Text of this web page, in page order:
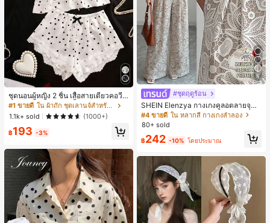
ชุดนอนผู้หญิง 2 ชิ้น เสื้อสายเดี่ยวคอวีลู
กไม้ พร้อมกางเกงขาสั้นแต่งลูกไม้ แต่ง
โบว์ที่เอว ชุดลำลองผู้หญิงนุ่มสบายน่ารั
ก สไตล์เอสเธติก
#1 ขายดี
ใน ผ้าถัก ชุดเลานจ์สำหรับผู้หญิง
1.1k+ sold
(1000+)
฿193 -3%
5
#ชุดฤดูร้อน
SHEIN Elenzya กางเกงคูลอตลายจุดเ
อวสูงแบบใหม่สำหรับฤดูใบไม้ผลิ/ฤดูร้อ
น, สไตล์หรูหราเหมาะสำหรับใส่ในชีวิต
ประจำวันและทำงาน, ให้ความรู้สึกวินเ
ทจสำหรับฤดูรับปริญญา, เทศกาลดนตร
ี, การแข่งม้าดาร์บี้, วันประกาศอิสรภาพ
#4 ขายดี ใน หลากสี กางเกงลำลอง
80+ sold
฿242 -10% โดยประมาณ